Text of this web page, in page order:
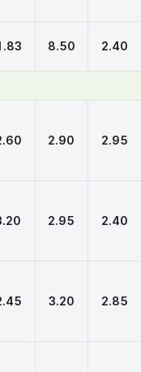
8.50 2.40
2.90 2.95
2.95 2.40
3.20 2.85